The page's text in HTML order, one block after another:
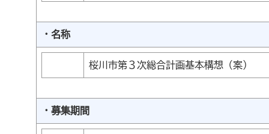
・名称
桜川市第３次総合計画基本構想（案）
・募集期間